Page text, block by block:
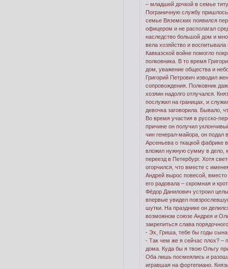
– младшей дочкой в семье
Пограничную службу
семье Вяземских появился
офицером и не располагал
наследство большой дом и
вела хозяйство и
Кавказской войне помогло
полковника. В то время
дом, уважение общества и
Григорий Петрович изводил
сопровождения. Полковник
хозяин надолго отлучался.
послужил на границах, и
девочка заговорила. Бывало,
Во время участия в русско-
причине он получил
чин генерал-майора, он подал
Арсеньева о ткацкой фабрике
вложил нужную сумму в дело,
переезд в Петербург. Хотя
огорчился, что вместе с
Андрей вырос повесой,
его радовала – скромная и
Фёдор Данилович устроил
впервые увидел
шутки. На празднике он
возможном союзе Андрея и
закрепиться слава
- Эх, Гриша, тебе бы годы
- Так чем же я сейчас плох? –
дома. Куда бы я твою Ольгу
Оба лишь посмеялись и
игравшая на фортепиано.